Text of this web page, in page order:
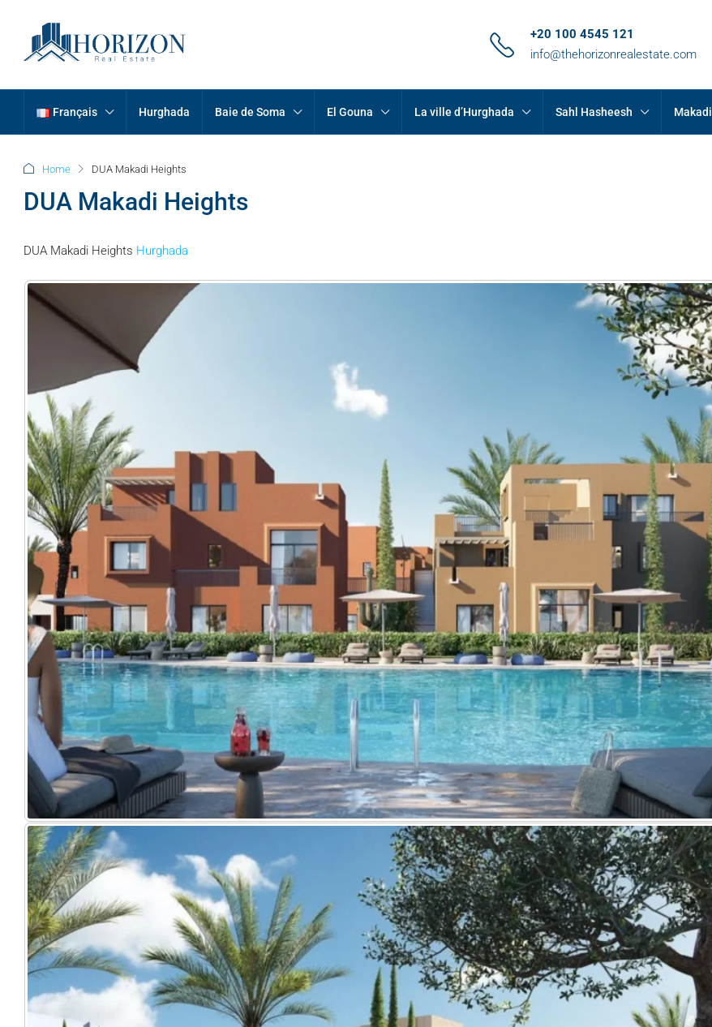
+20 100 4545 121
info@thehorizonrealestate.com
Français Hurghada Baie de Soma El Gouna La ville d’Hurghada Sahl Hasheesh Makadi
Home DUA Makadi Heights
DUA Makadi Heights
DUA Makadi Heights Hurghada